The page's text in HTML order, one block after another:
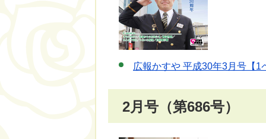
広報かすや 平成30年3月号【1
2月号（第686号）